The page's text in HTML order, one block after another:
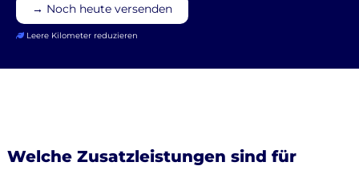
→ Noch heute versenden
Leere Kilometer reduzieren
Welche Zusatzleistungen sind für